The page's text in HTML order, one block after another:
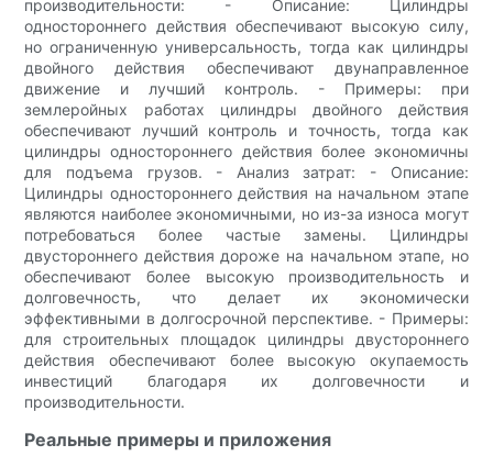
производительности: - Описание: Цилиндры
одностороннего действия обеспечивают высокую силу,
но ограниченную универсальность, тогда как цилиндры
двойного действия обеспечивают двунаправленное
движение и лучший контроль. - Примеры: при
землеройных работах цилиндры двойного действия
обеспечивают лучший контроль и точность, тогда как
цилиндры одностороннего действия более экономичны
для подъема грузов. - Анализ затрат: - Описание:
Цилиндры одностороннего действия на начальном этапе
являются наиболее экономичными, но из-за износа могут
потребоваться более частые замены. Цилиндры
двустороннего действия дороже на начальном этапе, но
обеспечивают более высокую производительность и
долговечность, что делает их экономически
эффективными в долгосрочной перспективе. - Примеры:
для строительных площадок цилиндры двустороннего
действия обеспечивают более высокую окупаемость
инвестиций благодаря их долговечности и
производительности.
Реальные примеры и приложения